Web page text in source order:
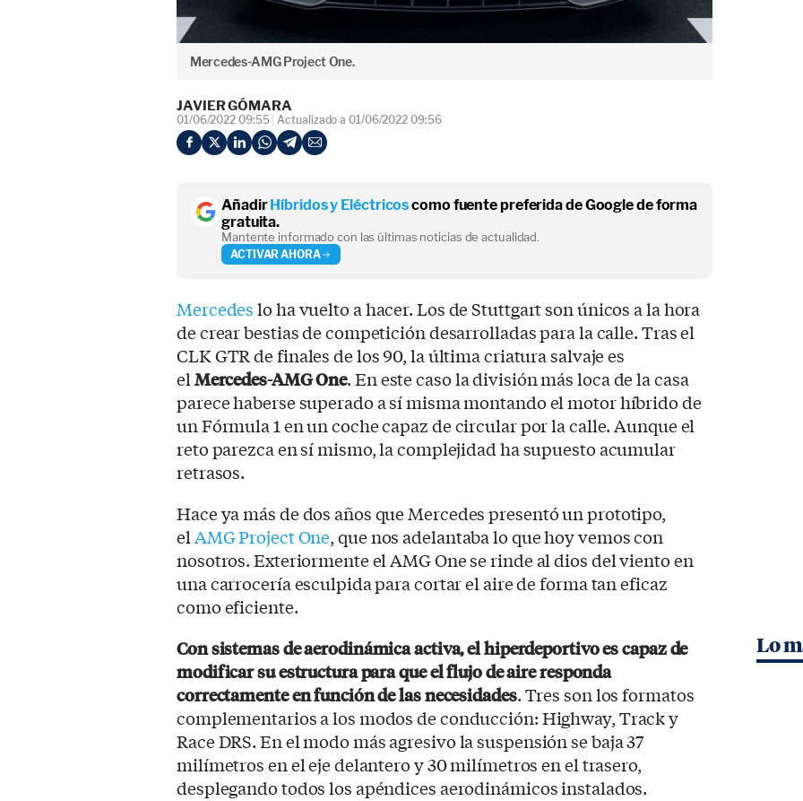
Mercedes-AMG Project One.
JAVIER GÓMARA
01/06/2022 09:55 Actualizado a 01/06/2022 09:56
AñadirHíbridos y Eléctricoscomo fuente preferida de Google de forma
gratuita.
Mantente informado con las últimas noticias de actualidad.
ACTIVAR AHORA
Mercedeslo ha vuelto a hacer. Los de Stuttgart son únicos a la hora
de crear bestias de competición desarrolladas para la calle. Tras el
CLK GTR de finales de los 90, la última criatura salvaje es
elMercedes-AMG One. En este caso la división más loca de la casa
parece haberse superado a sí misma montando el motor híbrido de
un Fórmula 1 en un coche capaz de circular por la calle. Aunque el
reto parezca en sí mismo, la complejidad ha supuesto acumular
retrasos.
Hace ya más de dos años que Mercedes presentó un prototipo,
elAMG Project One, que nos adelantaba lo que hoy vemos con
nosotros. Exteriormente el AMG One se rinde al dios del viento en
una carrocería esculpida para cortar el aire de forma tan eficaz
como eficiente.
Con sistemas de aerodinámica activa, el hiperdeportivo es capaz de
modificar su estructura para que el flujo de aire responda
correctamente en función de las necesidades. Tres son los formatos
complementarios a los modos de conducción: Highway, Track y
Race DRS. En el modo más agresivo la suspensión se baja 37
milímetros en el eje delantero y 30 milímetros en el trasero,
desplegando todos los apéndices aerodinámicos instalados.
Lo